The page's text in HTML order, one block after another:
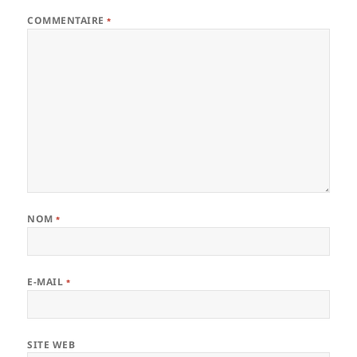
COMMENTAIRE*
NOM*
E-MAIL *
SITE WEB